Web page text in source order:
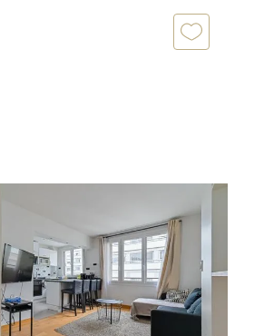
F3 à vendre
000 €